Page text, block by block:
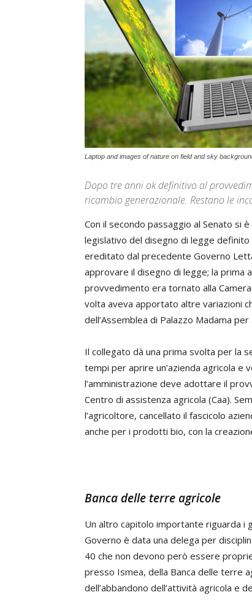
Laptop and images of nature on field and sky
Dopo tre anni ok definitivo al
ricambio generazionale. Restano le
Con il secondo passaggio al Senato si
legislativo del disegno di legge definito
ereditato dal precedente Governo
approvare il disegno di legge; la prima
provvedimento era tornato alla
volta aveva apportato altre variazioni
dell’Assemblea di Palazzo Madama
Il collegato dà una prima svolta per la
tempi per aprire un’azienda agricola e
l’amministrazione deve adottare il
Centro di assistenza agricola (Caa).
l’agricoltore, cancellato il fascicolo
anche per i prodotti bio, con la
Banca delle terre agricole
Un altro capitolo importante riguarda i
Governo è data una delega per
40 che non devono però essere
presso Ismea, della Banca delle terre
dell’abbandono dell’attività agricola e